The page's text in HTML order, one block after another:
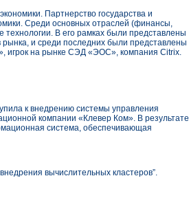
Партнерство государства и
Среди основных отраслей (финансы,
В его рамках были представлены
рынка, и среди последних были представлены
игрок на рынке СЭД «ЭОС», компания Citrix.
к внедрению системы управления
компании «Клевер Ком». В результате
система, обеспечивающая
вычислительных кластеров”.